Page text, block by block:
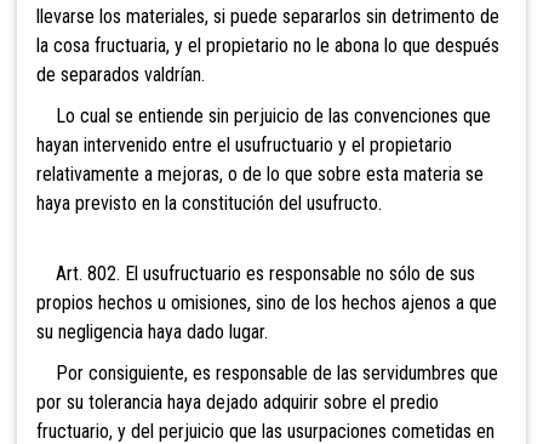
llevarse los materiales, si puede separarlos sin detrimento de
la cosa fructuaria, y el propietario no le abona lo que después
de separados valdrían.
Lo cual se entiende sin perjuicio de las convenciones que
hayan intervenido entre el usufructuario y el propietario
relativamente a mejoras, o de lo que sobre esta materia se
haya previsto en la constitución del usufructo.
Art. 802. El usufructuario es responsable no sólo de sus
propios hechos u omisiones, sino de los hechos ajenos a que
su negligencia haya dado lugar.
Por consiguiente, es responsable de las servidumbres que
por su tolerancia haya dejado adquirir sobre el predio
fructuario, y del perjuicio que las usurpaciones cometidas en